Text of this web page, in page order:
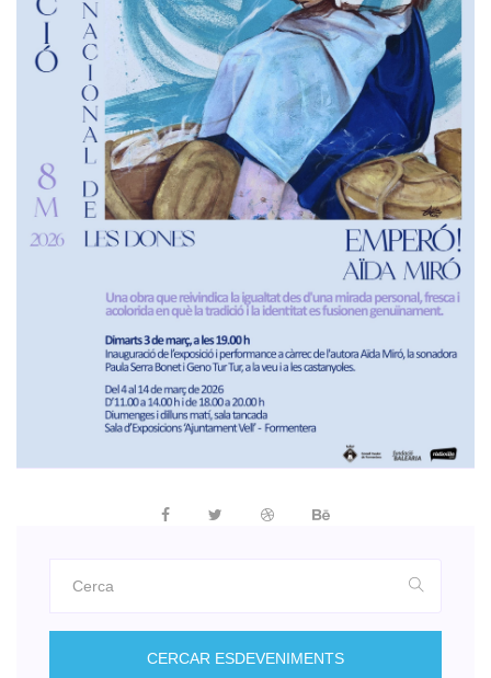
CERCAR ESDEVENIMENTS